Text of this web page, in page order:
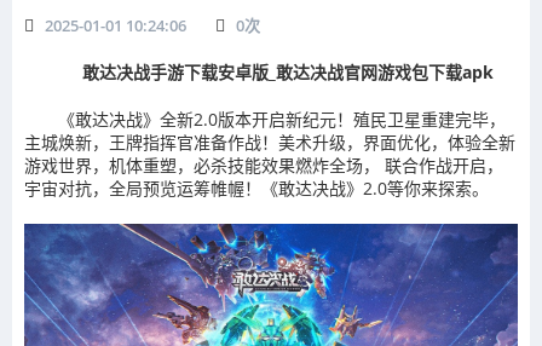
2025-01-01 10:24:06 0次
敢达决战手游下载安卓版_敢达决战官网游戏包下载apk
《敢达决战》全新2.0版本开启新纪元！殖民卫星重建完毕，
主城焕新，王牌指挥官准备作战！美术升级，界面优化，体验全新
游戏世界，机体重塑，必杀技能效果燃炸全场， 联合作战开启，
宇宙对抗，全局预览运筹帷幄！《敢达决战》2.0等你来探索。